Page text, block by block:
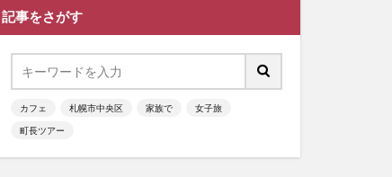
記事をさがす
カフェ 札幌市中央区 家族で 女子旅
町長ツアー